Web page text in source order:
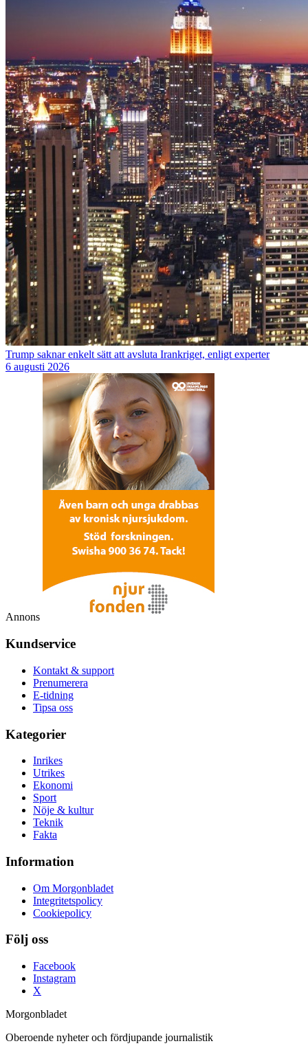
Trump saknar enkelt sätt att avsluta Irankriget, enligt experter
6 augusti 2026
Annons
Kundservice
Kontakt & support
Prenumerera
E-tidning
Tipsa oss
Kategorier
Inrikes
Utrikes
Ekonomi
Sport
Nöje & kultur
Teknik
Fakta
Information
Om Morgonbladet
Integritetspolicy
Cookiepolicy
Följ oss
Facebook
Instagram
X
Morgonbladet
Oberoende nyheter och fördjupande journalistik